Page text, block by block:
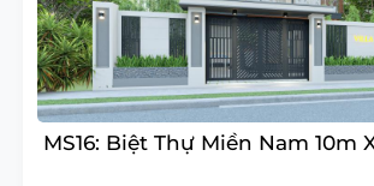
MS16: Biệt Thự Miền Nam 10m